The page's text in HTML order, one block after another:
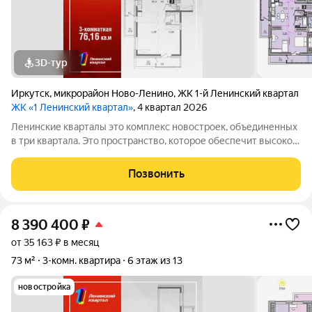
3D-тур
Иркутск, микрорайон Ново-Ленино,ЖК 1-й Ленинский квартал
ЖК «1 Ленинский квартал», 4 квартал 2026
Ленинские кварталы это комплекс новостроек, объединенных
в три квартала. Это пространство, которое обеспечит высокое
уделено функциональности, комфорту и безопасности. Над
проектом трудились
Позвонить
8 390 400 ₽
от 35 163 ₽ в месяц
73 м²
3-комн. квартира 6 этаж из 13
новостройка